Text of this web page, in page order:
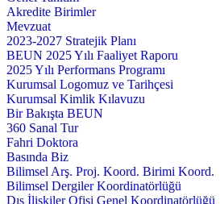
Akredite Birimler
Mevzuat
2023-2027 Stratejik Planı
BEUN 2025 Yılı Faaliyet Raporu
2025 Yılı Performans Programı
Kurumsal Logomuz ve Tarihçesi
Kurumsal Kimlik Kılavuzu
Bir Bakışta BEUN
360 Sanal Tur
Fahri Doktora
Basında Biz
Bilimsel Arş. Proj. Koord. Birimi Koord.
Bilimsel Dergiler Koordinatörlüğü
Dış İlişkiler Ofisi Genel Koordinatörlüğü